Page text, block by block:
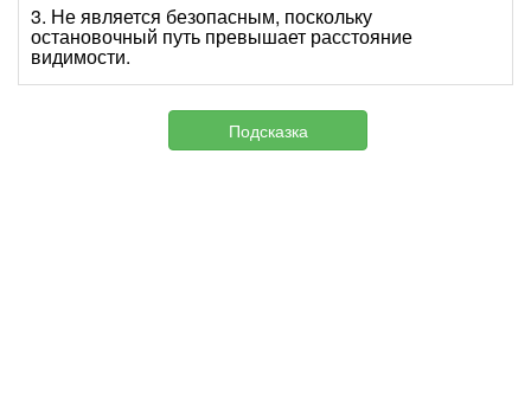
3. Не является безопасным, поскольку
остановочный путь превышает расстояние
видимости.
Подсказка